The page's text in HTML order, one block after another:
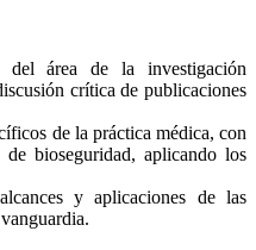
del área de la investigación
crítica de publicaciones
de la práctica médica, con
bioseguridad, aplicando los
y aplicaciones de las